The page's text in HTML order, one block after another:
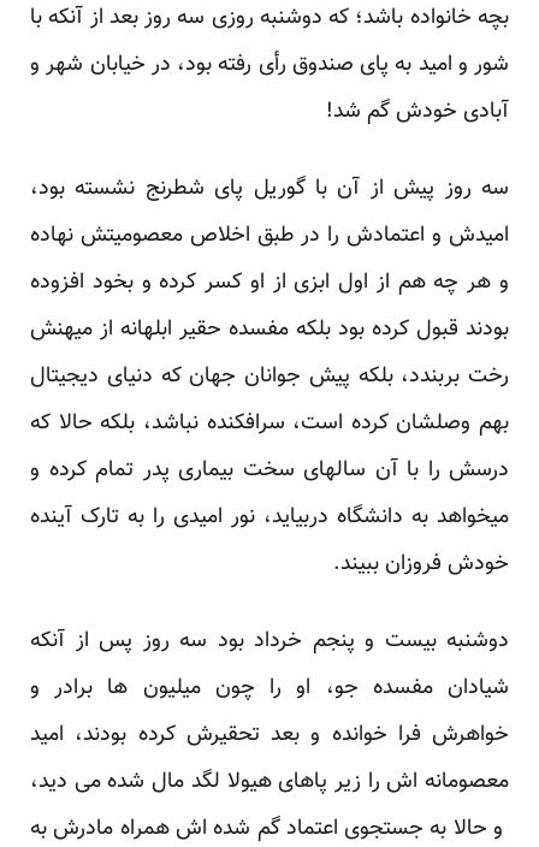
بچه خانواده باشد؛ که دوشنبه روزی سه روز بعد از آنکه با
شور و امید به پای صندوق رأی رفته بود، در خیابان شهر و
آبادی خودش گم شد!
سه روز پیش از آن با گوریل پای شطرنج نشسته بود،
امیدش و اعتمادش را در طبق اخلاص معصومیتش نهاده
و هر چه هم از اول ابزی از او کسر کرده و بخود افزوده
بودند قبول کرده بود بلکه مفسده حقیر ابلهانه از میهنش
رخت بربندد، بلکه پیش جوانان جهان که دنیای دیجیتال
بهم وصلشان کرده است، سرافکنده نباشد، بلکه حالا که
درسش را با آن سالهای سخت بیماری پدر تمام کرده و
میخواهد به دانشگاه دربیاید، نور امیدی را به تارک آینده
خودش فروزان ببیند.
دوشنبه بیست و پنجم خرداد بود سه روز پس از آنکه
شیادان مفسده جو، او را چون میلیون ها برادر و
خواهرش فرا خوانده و بعد تحقیرش کرده بودند، امید
معصومانه اش را زیر پاهای هیولا لگد مال شده می دید،
و حالا به جستجوی اعتماد گم شده اش همراه مادرش به